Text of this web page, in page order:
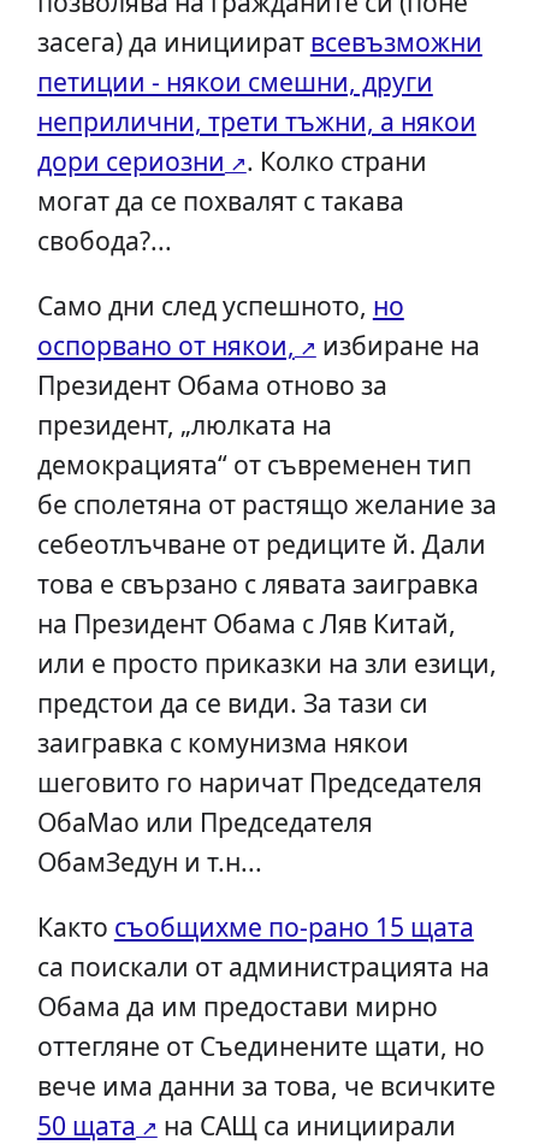
засега) да инициират всевъзможни
петиции - някои смешни, други
неприлични, трети тъжни, а някои
дори сериозни
. Колко страни
могат да се похвалят с такава
свобода?...
Само дни след успешното, но
оспорвано от някои,
избиране на
Президент Обама отново за
президент, „люлката на
демокрацията“ от съвременен тип
бе сполетяна от растящо желание за
себеотлъчване от редиците й. Дали
това е свързано с лявата заигравка
на Президент Обама с Ляв Китай,
или е просто приказки на зли езици,
предстои да се види. За тази си
заигравка с комунизма някои
шеговито го наричат Председателя
ОбаМао или Председателя
ОбамЗедун и т.н...
Както съобщихме по-рано 15 щата
са поискали от администрацията на
Обама да им предостави мирно
оттегляне от Съединените щати, но
вече има данни за това, че всичките
50 щата
на САЩ са инициирали